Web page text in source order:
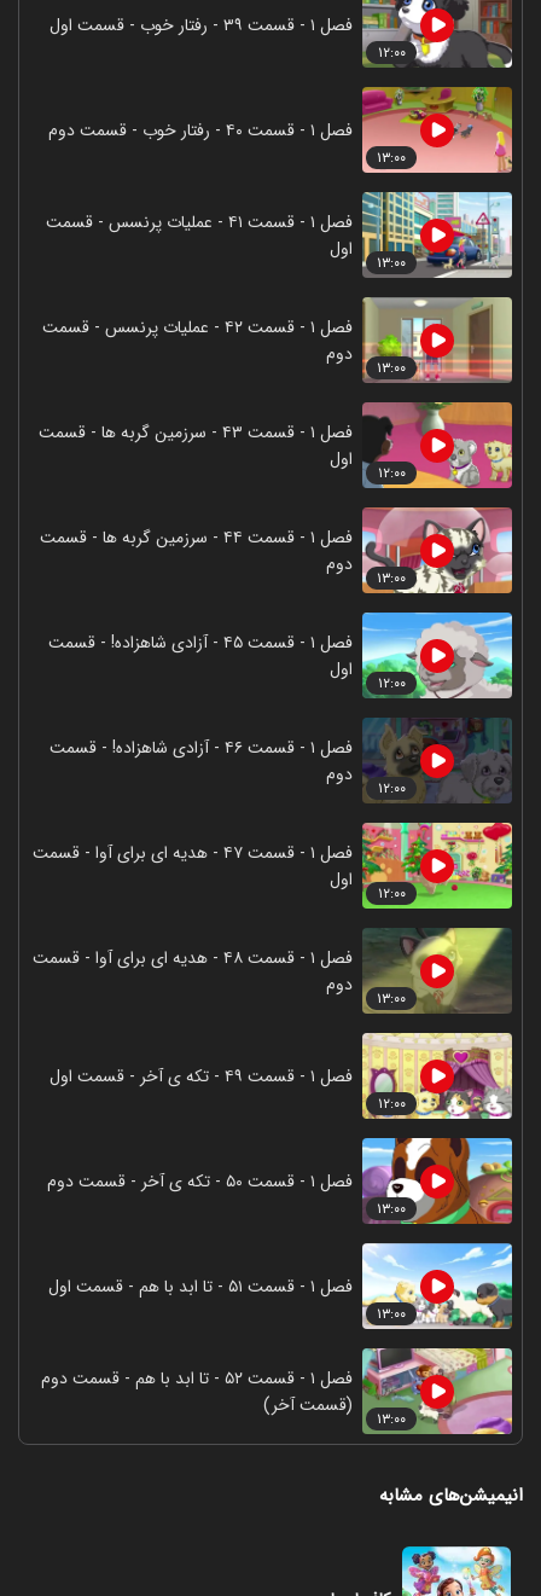
۱۲:۰۰
فصل ۱ - قسمت ۳۹ - رفتار خوب - قسمت اول
۱۳:۰۰
فصل ۱ - قسمت ۴۰ - رفتار خوب - قسمت دوم
۱۳:۰۰
فصل ۱ - قسمت ۴۱ - عملیات پرنسس - قسمت
اول
۱۳:۰۰
فصل ۱ - قسمت ۴۲ - عملیات پرنسس - قسمت
دوم
۱۲:۰۰
فصل ۱ - قسمت ۴۳ - سرزمین گربه ها - قسمت
اول
۱۳:۰۰
فصل ۱ - قسمت ۴۴ - سرزمین گربه ها - قسمت
دوم
۱۲:۰۰
فصل ۱ - قسمت ۴۵ - آزادی شاهزاده! - قسمت
اول
۱۲:۰۰
فصل ۱ - قسمت ۴۶ - آزادی شاهزاده! - قسمت
دوم
۱۲:۰۰
فصل ۱ - قسمت ۴۷ - هدیه‌ ای برای آوا - قسمت
اول
۱۳:۰۰
فصل ۱ - قسمت ۴۸ - هدیه‌ ای برای آوا - قسمت
دوم
۱۲:۰۰
فصل ۱ - قسمت ۴۹ - تکه ی آخر - قسمت اول
۱۳:۰۰
فصل ۱ - قسمت ۵۰ - تکه ی آخر - قسمت دوم
۱۳:۰۰
فصل ۱ - قسمت ۵۱ - تا ابد با هم - قسمت اول
۱۳:۰۰
فصل ۱ - قسمت ۵۲ - تا ابد با هم - قسمت دوم
(قسمت آخر)
انیمیشن‌های مشابه